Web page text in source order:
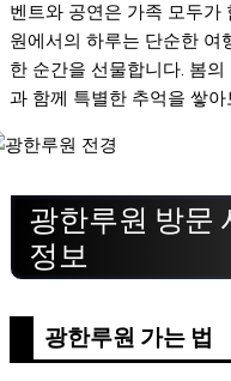
벤트와 공연은 가족 모두가
원에서의 하루는 단순한 여
한 순간을 선물합니다. 봄
과 함께 특별한 추억을 쌓아
광한루원 방문
정보
광한루원 가는 법